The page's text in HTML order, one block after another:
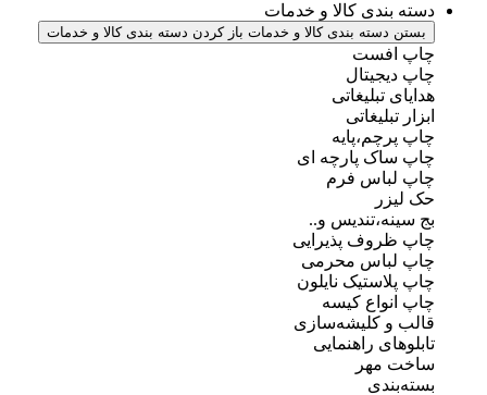
کالا و خدمات
بندی کالا و خدمات باز کردن دسته بندی کالا و خدمات
پارچه ای
فرم
و..
پذیرایی
محرمی
نایلون
کیسه
کلیشه‌سازی
راهنمایی